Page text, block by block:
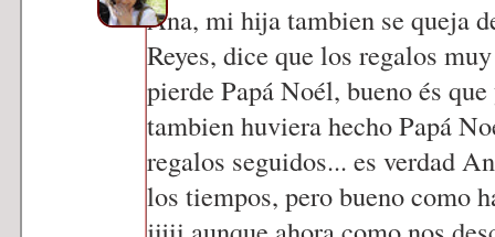
Ana, mi hija tambien se queja
Reyes, dice que los regalos
pierde Papá Noél, bueno és
tambien huviera hecho Papá
regalos seguidos... es verdad
los tiempos, pero bueno como